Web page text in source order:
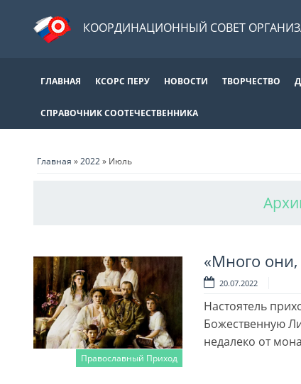
КООРДИНАЦИОННЫЙ СОВЕТ
ГЛАВНАЯ КСОРС ПЕРУ НОВОСТИ ТВОРЧЕСТВО
СПРАВОЧНИК СООТЕЧЕСТВЕННИКА
Главная »2022» Июль
Православный Приход
«Много они,
20.07.2022
Настоятель
Божественную
недалеко от